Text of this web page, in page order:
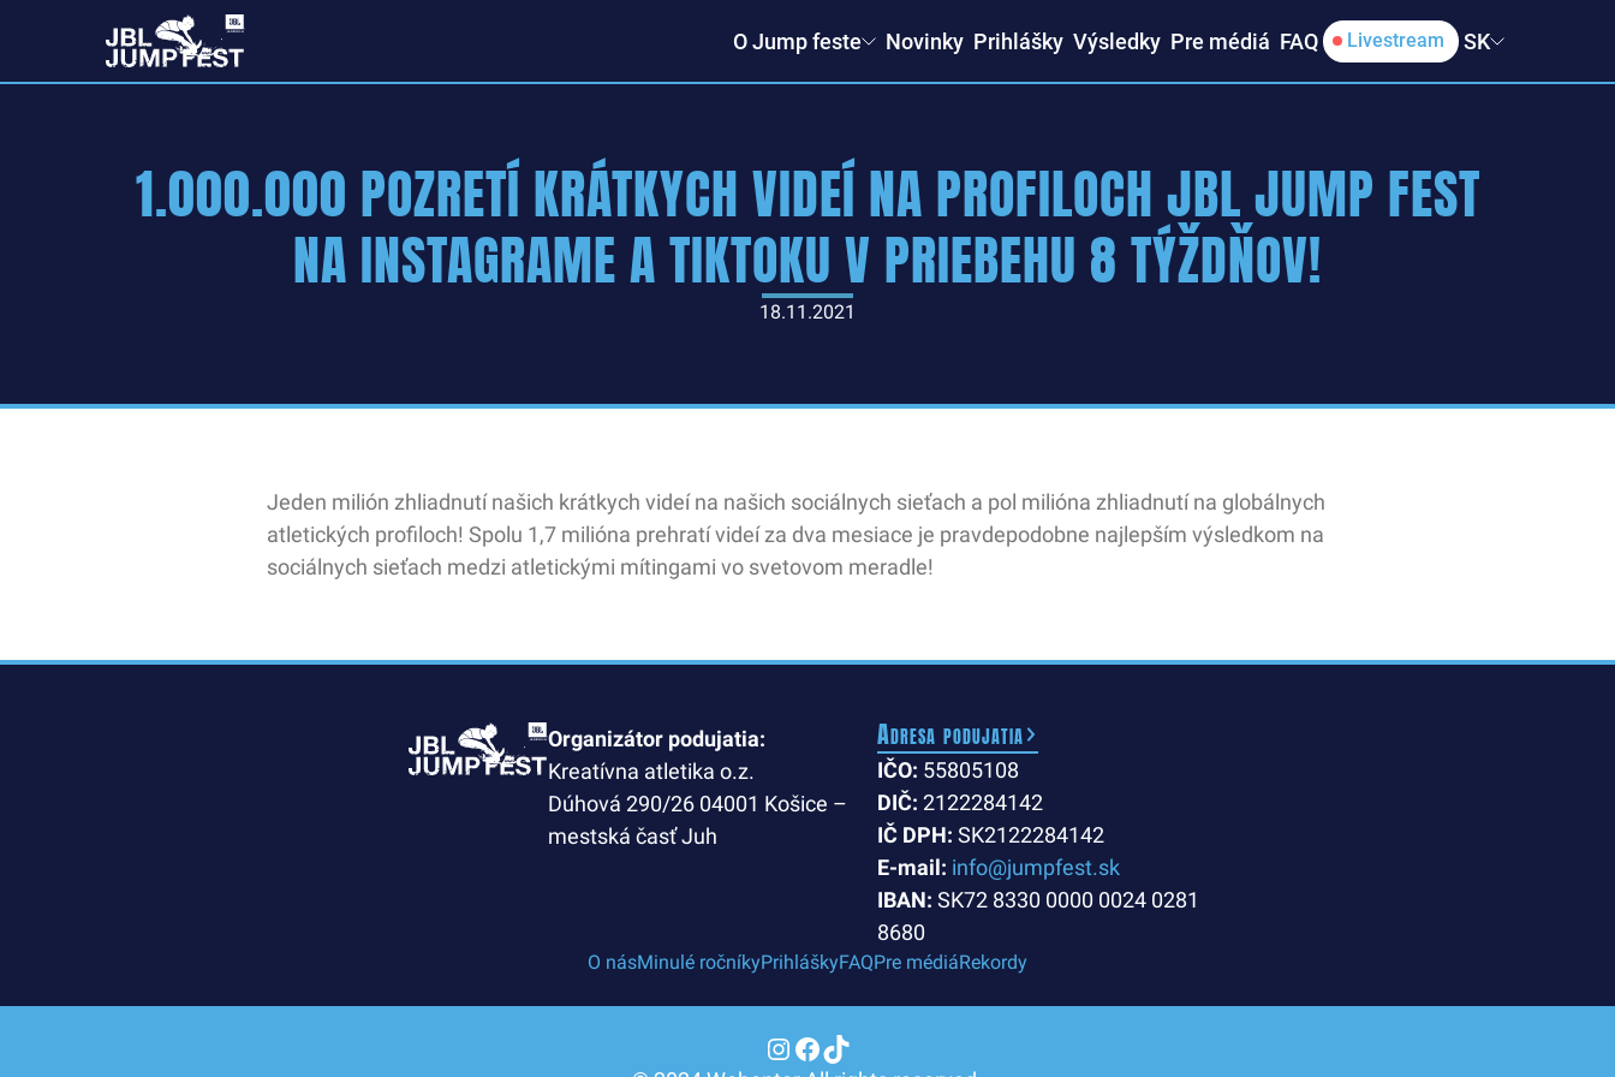
O Jump feste Novinky Prihlášky Výsledky Pre médiá FAQ Livestream SK
1.000.000 POZRETÍ KRÁTKYCH VIDEÍ NA PROFILOCH JBL JUMP FEST
NA INSTAGRAME A TIKTOKU V PRIEBEHU 8 TÝŽDŇOV!
18.11.2021
Jeden milión zhliadnutí našich krátkych videí na našich sociálnych sieťach a pol milióna zhliadnutí na globálnych
atletických profiloch! Spolu 1,7 milióna prehratí videí za dva mesiace je pravdepodobne najlepším výsledkom na
sociálnych sieťach medzi atletickými mítingami vo svetovom meradle!
Organizátor podujatia:
Kreatívna atletika o.z.
Dúhová 290/26 04001 Košice –
mestská časť Juh
IČO: 55805108
DIČ: 2122284142
IČ DPH: SK2122284142
E-mail: info@jumpfest.sk
IBAN: SK72 8330 0000 0024 0281
8680
Adresa podujatia
O násMinulé ročníkyPrihláškyFAQPre médiáRekordy
Instagram
Facebook
TikTok